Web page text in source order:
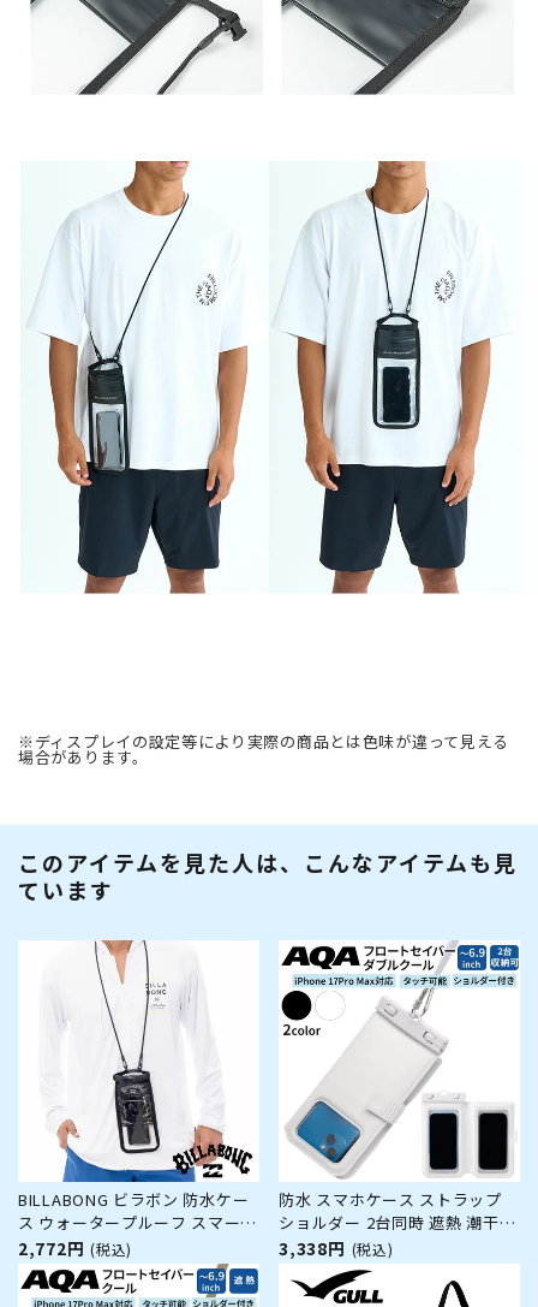
※ディスプレイの設定等により実際の商品とは色味が違って見える
場合があります。
このアイテムを見た人は、こんなアイテムも見
ています
BILLABONG ビラボン 防水ケー
ス ウォータープルーフ スマート
フォン ケース スマホケース
WATERPROOF POACH
BF011934 防水 耐水 素材 小物
2,772円 (税込)
防水 スマホケース ストラップ
ショルダー 2台同時 遮熱 潮干狩
りFLOAT SAVER Double COOL
マリン用品 小物入れ シュノーケ
リング 海水浴 ビーチ レジャー
3,338円 (税込)